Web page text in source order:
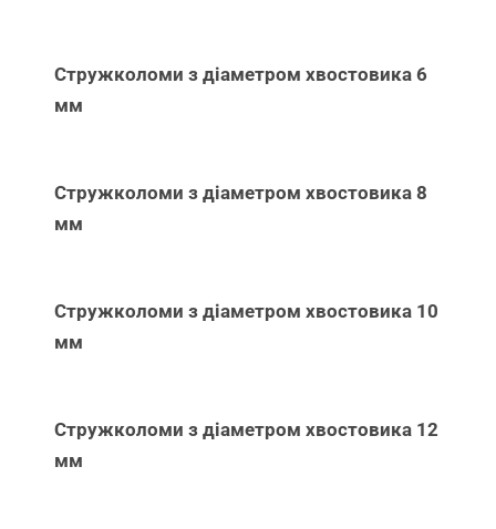
Стружколоми з діаметром хвостовика 6
мм
Стружколоми з діаметром хвостовика 8
мм
Стружколоми з діаметром хвостовика 10
мм
Стружколоми з діаметром хвостовика 12
мм